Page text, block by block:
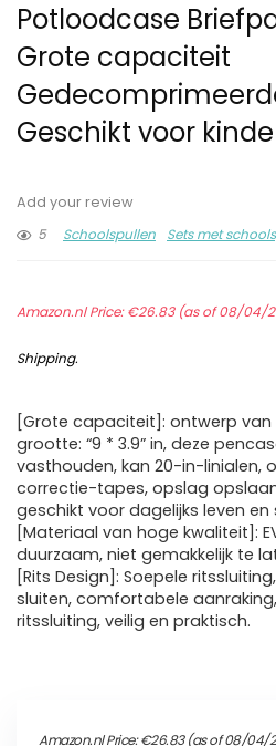
Potloodcase
Grote capaciteit
Geschikt voor
Add your review
5
Schoolspullen Sets met
Amazon.nl Price:€26.83(as of 08/04/
Shipping.
[Grote capaciteit]: ontwerp
grootte: “9 * 3.9” in, deze
vasthouden, kan 20-in-linialen,
correctie-tapes, opslag
geschikt voor dagelijks leven en
[Materiaal van hoge kwaliteit]:
duurzaam, niet gemakkelijk te
[Rits Design]: Soepele
sluiten, comfortabele
ritssluiting, veilig en praktisch.
Amazon.nl Price:€26.83(as of 08/04/